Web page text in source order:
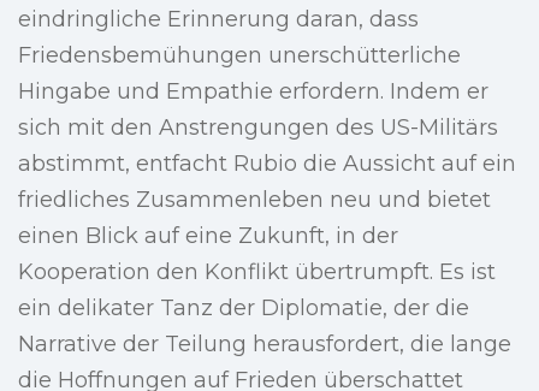
eindringliche Erinnerung daran, dass
Friedensbemühungen unerschütterliche
Hingabe und Empathie erfordern. Indem er
sich mit den Anstrengungen des US-Militärs
abstimmt, entfacht Rubio die Aussicht auf ein
friedliches Zusammenleben neu und bietet
einen Blick auf eine Zukunft, in der
Kooperation den Konflikt übertrumpft. Es ist
ein delikater Tanz der Diplomatie, der die
Narrative der Teilung herausfordert, die lange
die Hoffnungen auf Frieden überschattet